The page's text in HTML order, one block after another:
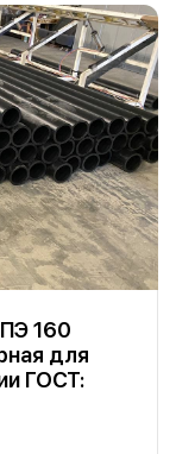
160
для
ГОСТ: